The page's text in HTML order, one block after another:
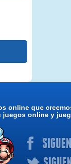
online que
juegos online y